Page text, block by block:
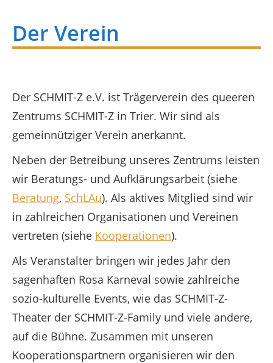
Der Verein
Der SCHMIT-Z e.V. ist Trägerverein des queeren
Zentrums SCHMIT-Z in Trier. Wir sind als
gemeinnütziger Verein anerkannt.
Neben der Betreibung unseres Zentrums leisten
wir Beratungs- und Aufklärungsarbeit (siehe
Beratung, SchLAu). Als aktives Mitglied sind wir
in zahlreichen Organisationen und Vereinen
vertreten (siehe Kooperationen).
Als Veranstalter bringen wir jedes Jahr den
sagenhaften Rosa Karneval sowie zahlreiche
sozio-kulturelle Events, wie das SCHMIT-Z-
Theater der SCHMIT-Z-Family und viele andere,
auf die Bühne. Zusammen mit unseren
Kooperationspartnern organisieren wir den